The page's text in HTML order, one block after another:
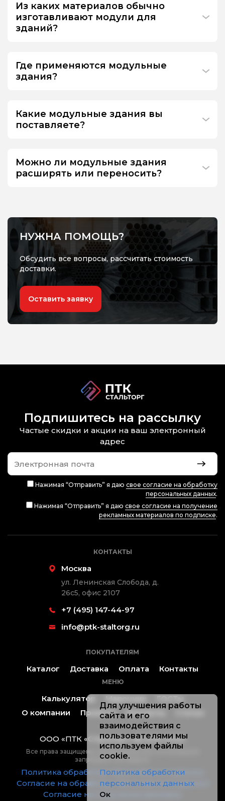
Из каких материалов обычно
изготавливают модули для
зданий?
Где применяются модульные
здания?
Какие модульные здания вы
поставляете?
Можно ли модульные здания
расширять или переносить?
НУЖНА ПОМОЩЬ?
Обсудить все вопросы, рассчитать стоимость
доставки.
Оставить заявку
Подпишитесь на рассылку
Частые скидки и акции на ваш электронный
адрес
Нажимая “Отправить” я даю свое согласие на обработку
персональных данных.
Нажимая “Отправить” я даю свое согласие на получение
рекламных материалов по подписке.
КОНТАКТЫ
Москва
ул. Ленинская Слобода, д.
26с5, офис 2107
+7 (495) 147-44-97
info@ptk-staltorg.ru
ПОКУПАТЕЛЯМ
Каталог Доставка Оплата Контакты
МЕНЮ
Калькулятор
О компании
Проекты Контакты
ООО «ПТК «Стальторг» ® 2019-2026.
Все права защищены, копирование без согласования
запрещено. Не оферта.
Политика обработки персональных данных
Согласие на обработку персональных данных
Согласие на получение рекламы
Для улучшения работы
сайта и его
взаимодействия с
пользователями мы
используем файлы
cookie.
Политика обработки
персональных данных
Ок